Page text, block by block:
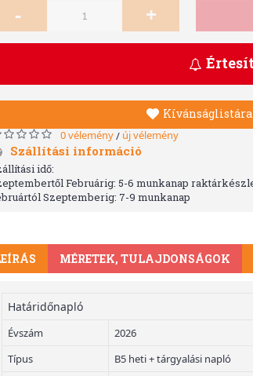
- +
Kívánságlistára
0 vélemény/ új vélemény
Szállítási információ
idő:
Februárig: 5-6 munkanap
Szeptemberig: 7-9 munkanap
MÉRETEK, TULAJDONSÁGOK
Határidőnapló
Évszám
2026
Típus
B5 heti + tárgyalási napló